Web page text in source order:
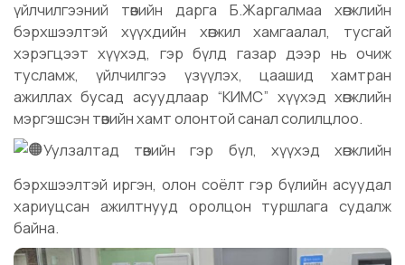
үйлчилгээний төвийн дарга Б.Жаргалмаа хөгжлийн
бэрхшээлтэй хүүхдийн хөгжил хамгаалал, тусгай
хэрэгцээт хүүхэд, гэр бүлд газар дээр нь очиж
тусламж, үйлчилгээ үзүүлэх, цаашид хамтран
ажиллах бусад асуудлаар “КИМС” хүүхэд хөгжлийн
мэргэшсэн төвийн хамт олонтой санал солилцлоо.
Уулзалтад төвийн гэр бүл, хүүхэд хөгжлийн
бэрхшээлтэй иргэн, олон соёлт гэр бүлийн асуудал
хариуцсан ажилтнууд оролцон туршлага судалж
байна.